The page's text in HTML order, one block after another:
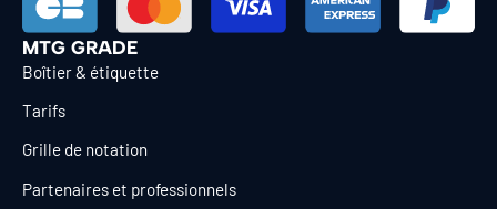
MTG GRADE
Boîtier & étiquette
Tarifs
Grille de notation
Partenaires et professionnels